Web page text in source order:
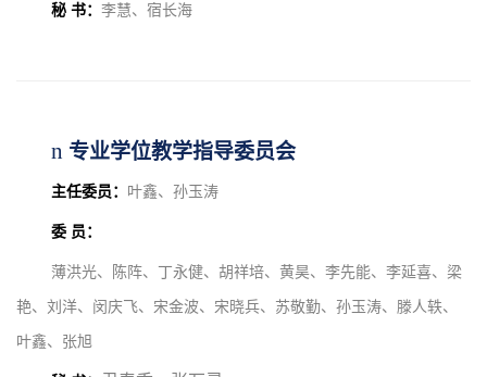
秘 书： 李慧、宿长海
n 专业学位教学指导委员会
主任委员： 叶鑫、孙玉涛
委 员：
薄洪光、陈阵、丁永健、胡祥培、黄昊、李先能、李延喜、梁
艳、刘洋、闵庆飞、宋金波、宋晓兵、苏敬勤、孙玉涛、滕人轶、
叶鑫、张旭